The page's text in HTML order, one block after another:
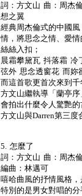
詞：方文山 曲：周杰
想之翼
經典周杰倫式的中國
情，將思念之情、愛
絲絲入扣；
晨霜攀黛瓦 抖落霜
弦外 思念透窗花 而妳
而這首歌更首次來到
方文山繼執導「蘭亭
會拍出什麼令人驚艷
方文山與Darren第三
5. 怎麼了
詞：方文山 曲：周杰
編曲：林邁可
嘻哈曲風的抒情風格
特別的是男女對唱的